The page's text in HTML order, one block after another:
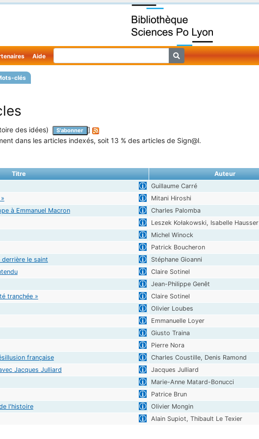
clés
Aide
des idées) S'abonner
]
dans les articles indexés, soit 13 % des articles de Sign@l.
Titre Auteur
Guillaume Carré
Mitani Hiroshi
à Emmanuel Macron
Charles Palomba
Leszek Kołakowski, Isabelle Hausser
Michel Winock
Patrick Boucheron
le saint
Stéphane Gioanni
Claire Sotinel
Jean-Philippe Genêt
tranchée »
Claire Sotinel
Olivier Loubes
Emmanuelle Loyer
Giusto Traina
Pierre Nora
française
Charles Coustille, Denis Ramond
Jacques Julliard
Jacques Julliard
Marie-Anne Matard-Bonucci
Patrice Brun
l'histoire
Olivier Mongin
Alain Supiot, Thibault Le Texier